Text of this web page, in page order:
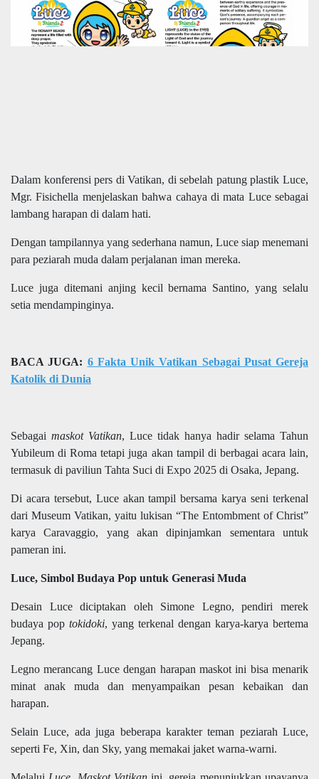
Dalam konferensi pers di Vatikan, di sebelah patung plastik Luce,
Mgr. Fisichella menjelaskan bahwa cahaya di mata Luce sebagai
lambang harapan di dalam hati.
Dengan tampilannya yang sederhana namun, Luce siap menemani
para peziarah muda dalam perjalanan iman mereka.
Luce juga ditemani anjing kecil bernama Santino, yang selalu
setia mendampinginya.
BACA JUGA: 6 Fakta Unik Vatikan Sebagai Pusat Gereja
Katolik di Dunia
Sebagai maskot Vatikan, Luce tidak hanya hadir selama Tahun
Yubileum di Roma tetapi juga akan tampil di berbagai acara lain,
termasuk di paviliun Tahta Suci di Expo 2025 di Osaka, Jepang.
Di acara tersebut, Luce akan tampil bersama karya seni terkenal
dari Museum Vatikan, yaitu lukisan “The Entombment of Christ”
karya Caravaggio, yang akan dipinjamkan sementara untuk
pameran ini.
Luce, Simbol Budaya Pop untuk Generasi Muda
Desain Luce diciptakan oleh Simone Legno, pendiri merek
budaya pop tokidoki, yang terkenal dengan karya-karya bertema
Jepang.
Legno merancang Luce dengan harapan maskot ini bisa menarik
minat anak muda dan menyampaikan pesan kebaikan dan
harapan.
Selain Luce, ada juga beberapa karakter teman peziarah Luce,
seperti Fe, Xin, dan Sky, yang memakai jaket warna-warni.